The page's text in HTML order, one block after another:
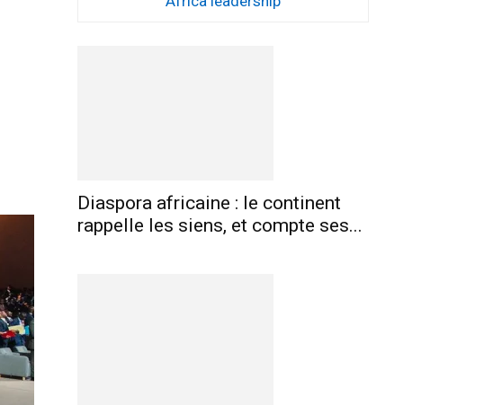
Diaspora africaine : le continent
rappelle les siens, et compte ses...